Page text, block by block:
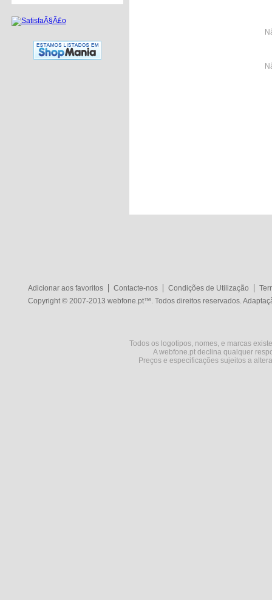
Adicionar aos favoritos Contacte-nos Condições de Utilização
Copyright © 2007-2013 webfone.pt™. Todos direitos reservados.
Todos os logotipos, nomes, e marcas
A webfone.pt declina qualquer
Preços e especificações sujeitos a